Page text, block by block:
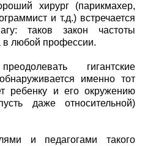
хирург (парикмахер,
и т.д.) встречается
таков закон частоты
в любой профессии.
гигантские
именно тот
ребенку и его окружению
даже относительной)
и педагогами такого